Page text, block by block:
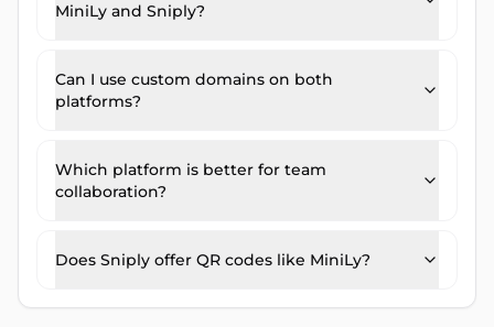
MiniLy and Sniply?
Can I use custom domains on both
platforms?
Which platform is better for team
collaboration?
Does Sniply offer QR codes like MiniLy?